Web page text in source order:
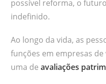
possível reforma, o
indefinido.
Ao longo da vida, as
funções em empresas
uma deavaliações